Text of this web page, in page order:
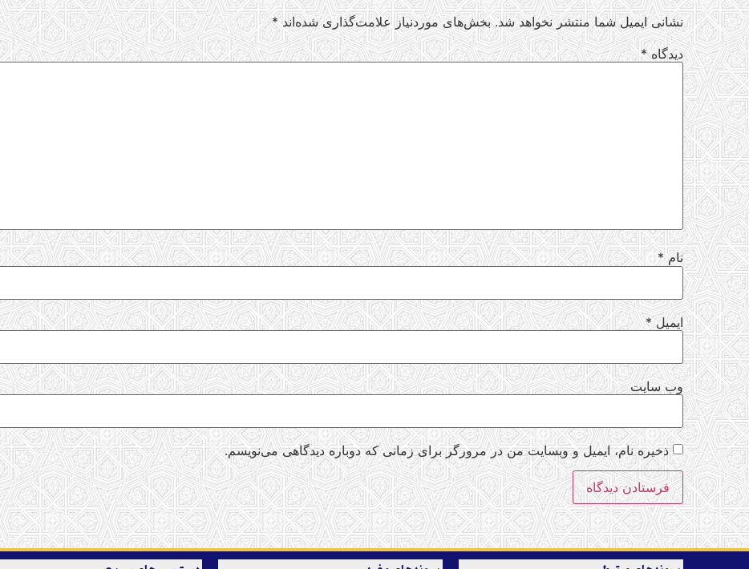
نشانی ایمیل شما منتشر نخواهد شد. بخش‌های موردنیاز علامت‌گذاری شده‌اند*
دیدگاه*
نام*
ایمیل*
وب‌ سایت
ذخیره نام، ایمیل و وبسایت من در مرورگر برای زمانی که دوباره دیدگاهی می‌نویسم.